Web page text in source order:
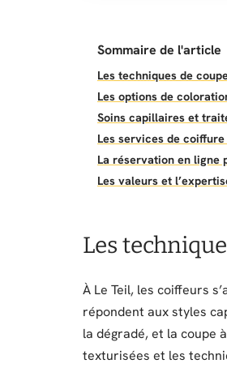
Sommaire de l'article
Les techniques de
Les options de
Soins capillaires et
Les services de
La réservation en ligne
Les valeurs et
Les
À Le Teil, les coiffeurs
répondent aux styles
la dégradé, et la coupe
texturisées et les